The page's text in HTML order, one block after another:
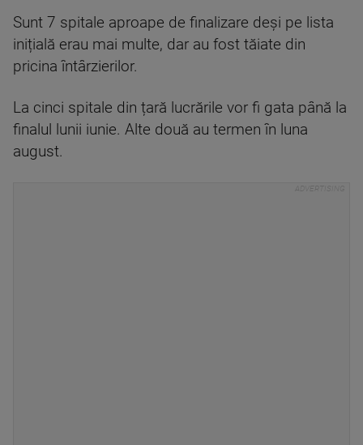
Sunt 7 spitale aproape de finalizare deși pe lista
inițială erau mai multe, dar au fost tăiate din
pricina întârzierilor.
La cinci spitale din țară lucrările vor fi gata până la
finalul lunii iunie. Alte două au termen în luna
august.